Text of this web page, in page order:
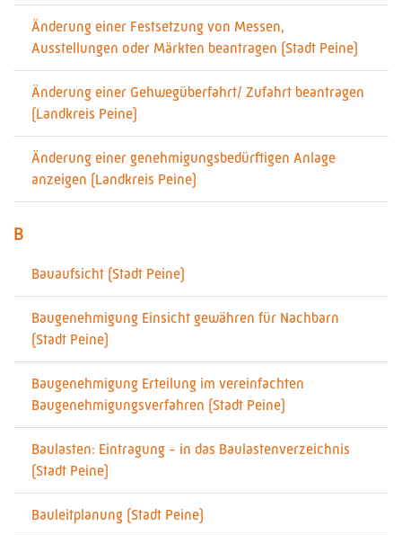
Änderung einer Festsetzung von Messen,
Ausstellungen oder Märkten beantragen (Stadt Peine)
Änderung einer Gehwegüberfahrt/ Zufahrt beantragen
(Landkreis Peine)
Änderung einer genehmigungsbedürftigen Anlage
anzeigen (Landkreis Peine)
B
Bauaufsicht (Stadt Peine)
Baugenehmigung Einsicht gewähren für Nachbarn
(Stadt Peine)
Baugenehmigung Erteilung im vereinfachten
Baugenehmigungsverfahren (Stadt Peine)
Baulasten: Eintragung - in das Baulastenverzeichnis
(Stadt Peine)
Bauleitplanung (Stadt Peine)